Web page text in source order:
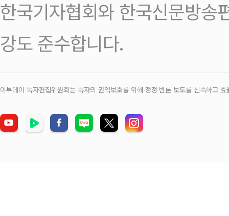
한국기자협회와 한국신문방송
강도 준수합니다.
이투데이 독자편집위원회는 독자의 권익보호를 위해 정정‧반론 보도를 신속하고